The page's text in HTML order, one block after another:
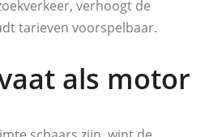
verhoogt de
tarieven voorspelbaar.
als motor